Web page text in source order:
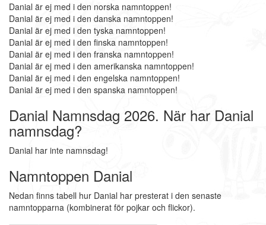
Danial är ej med i den norska namntoppen!
Danial är ej med i den danska namntoppen!
Danial är ej med i den tyska namntoppen!
Danial är ej med i den finska namntoppen!
Danial är ej med i den franska namntoppen!
Danial är ej med i den amerikanska namntoppen!
Danial är ej med i den engelska namntoppen!
Danial är ej med i den spanska namntoppen!
Danial Namnsdag 2026. När har Danial
namnsdag?
Danial har inte namnsdag!
Namntoppen Danial
Nedan finns tabell hur Danial har presterat i den senaste
namntopparna (kombinerat för pojkar och flickor).